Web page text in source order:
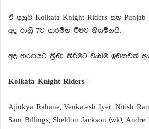
ඒ අනුව Kolkata Knight Riders සහ
අද රාත්‍රී 7ට ආරම්භ වීමට නියමිතයි.
අද තරගයට ක්‍රීඩා කිරීමට වැඩිම ඉඩකඩක්
Kolkata Knight Riders –
Ajinkya Rahane, Venkatesh Iyer, Nitish
Sam Billings, Sheldon Jackson (wk), Andre